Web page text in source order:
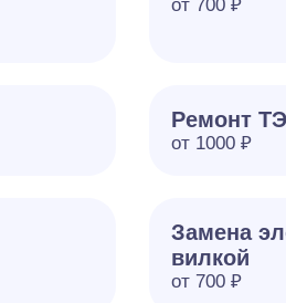
от 700 ₽
Ремонт
от 1000 ₽
Замена
вилкой
от 700 ₽